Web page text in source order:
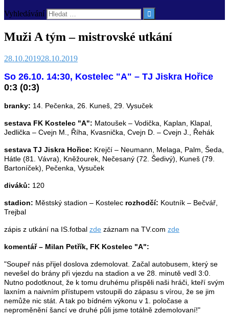
Vyhledávání
Muži A tým – mistrovské utkání
28.10.201928.10.2019
So 26.10. 14:30, Kostelec "A" – TJ Jiskra Hořice
0:3 (0:3)
branky: 14. Pečenka, 26. Kuneš, 29. Vysuček
sestava FK Kostelec "A": Matoušek – Vodička, Kaplan, Klapal,
Jedlička – Cvejn M., Říha, Kvasnička, Cvejn D. – Cvejn J., Řehák
sestava TJ Jiskra Hořice: Krejčí – Neumann, Melaga, Palm, Šeda,
Hátle (81. Vávra), Kněžourek, Nečesaný (72. Šedivý), Kuneš (79.
Bartoníček), Pečenka, Vysuček
diváků: 120
stadion: Městský stadion – Kostelec rozhodčí: Koutník – Bečvář,
Trejbal
zápis z utkání na IS.fotbal zde záznam na TV.com zde
komentář – Milan Petřík, FK Kostelec "A":
"Soupeř nás přijel doslova zdemolovat. Začal autobusem, který se
nevešel do brány při vjezdu na stadion a ve 28. minutě vedl 3:0.
Nutno podotknout, že k tomu druhému přispěli naši hráči, kteří svým
laxním a naivním přístupem vstoupili do zápasu s vírou, že se jim
nemůže nic stát. A tak po bídném výkonu v 1. poločase a
neproměnění šancí ve druhé půli jsme totálně zdemolovaní!"